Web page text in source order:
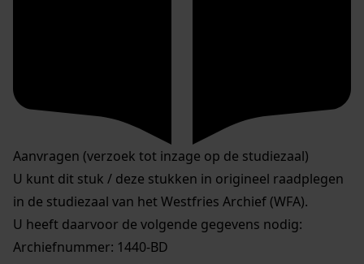
Aanvragen (verzoek tot inzage op de studiezaal)
U kunt dit stuk / deze stukken in origineel raadplegen
in de studiezaal van het Westfries Archief (WFA).
U heeft daarvoor de volgende gegevens nodig:
Archiefnummer: 1440-BD